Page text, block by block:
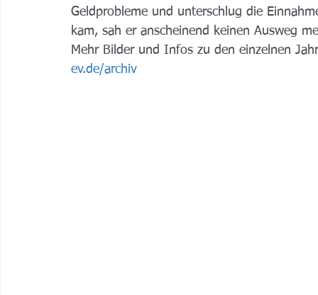
Geldprobleme und unterschlug die
kam, sah er anscheinend keinen Ausweg
Mehr Bilder und Infos zu den einzelnen
ev.de/archiv